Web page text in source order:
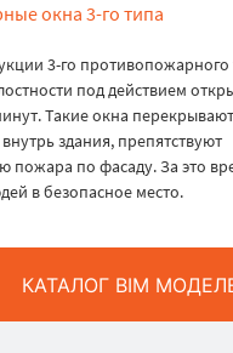
окна 3-го типа
3-го противопожарного
под действием
Такие окна
здания, препятствуют
пожара по фасаду. За это
в безопасное место.
КАТАЛОГ BIM